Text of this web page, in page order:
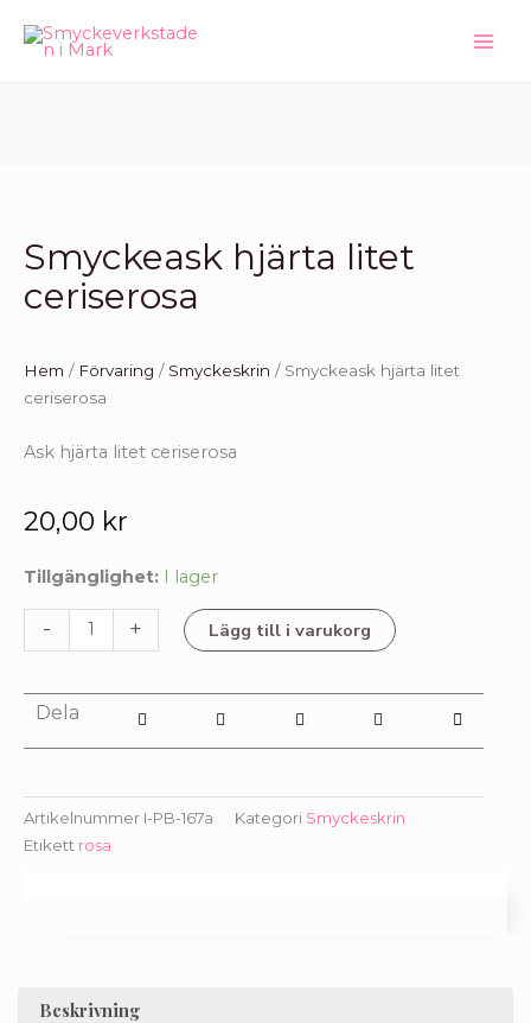
Smyckeask hjärta litet
ceriserosa
Hem / Förvaring / Smyckeskrin / Smyckeask hjärta litet
ceriserosa
Ask hjärta litet ceriserosa
20,00 kr
Tillgänglighet: I lager
-
Smyckeask
litet
ceriserosa
+ Lägg till i varukorg
Dela
Artikelnummer I-PB-167a Kategori Smyckeskrin
Etikett rosa
Beskrivning